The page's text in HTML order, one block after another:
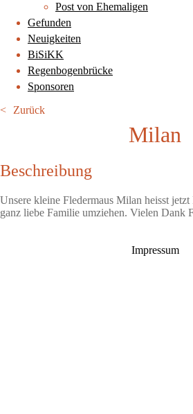
Post von Ehemaligen
Gefunden
Neuigkeiten
BiSiKK
Regenbogenbrücke
Sponsoren
Zurück
Milan
Beschreibung
Unsere kleine Fledermaus Milan heisst
ganz liebe Familie umziehen. Vielen Dank
Impressum